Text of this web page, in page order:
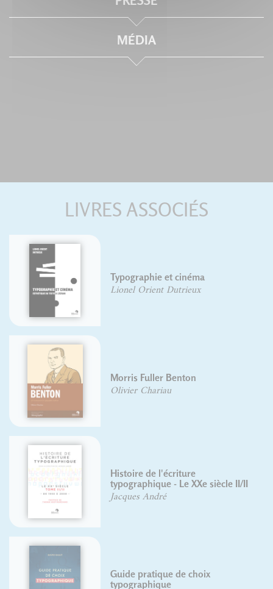
MÉDIA
LIVRES ASSOCIÉS
Typographie et cinéma
Lionel Orient Dutrieux
Morris Fuller Benton
Olivier Chariau
Histoire de l'écriture
typographique - Le XXe siècle II/II
Jacques André
Guide pratique de choix
typographique